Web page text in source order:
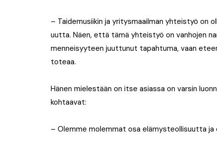
– Taidemusiikin ja yritysmaailman yhteistyö on
uutta. Näen, että tämä yhteistyö on vanhojen
menneisyyteen juuttunut tapahtuma, vaan
toteaa.
Hänen mielestään on itse asiassa on varsin
kohtaavat:
– Olemme molemmat osa elämysteollisuutta ja